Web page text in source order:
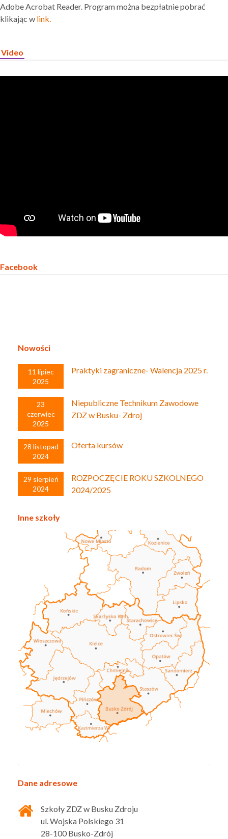
Adobe Acrobat Reader. Program można bezpłatnie pobrać
klikając w link.
Video
Facebook
Nowości
11 lipiec
2025
Praktyki zagraniczne- Walencja 2025 r.
23
czerwiec
2025
Niepubliczne Technikum Zawodowe
ZDZ w Busku- Zdroj
28 listopad
2024
Oferta kursów
29 sierpień
2024
ROZPOCZĘCIE ROKU SZKOLNEGO
2024/2025
Inne szkoły
Dane adresowe
Szkoły ZDZ w Busku Zdroju
ul. Wojska Polskiego 31
28-100 Busko-Zdrój